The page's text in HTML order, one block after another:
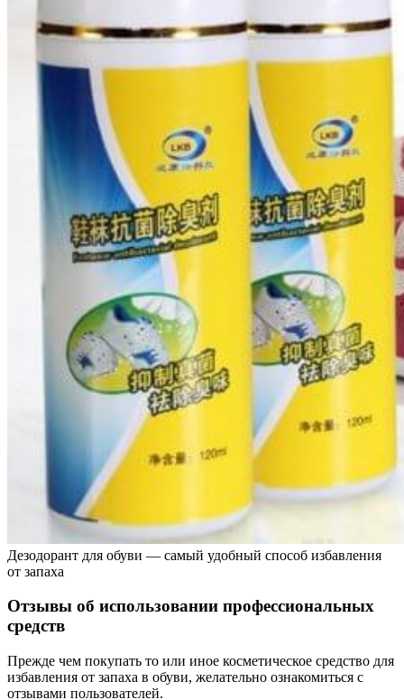
Дезодорант для обуви — самый удобный способ избавления
от запаха
Отзывы об использовании профессиональных
средств
Прежде чем покупать то или иное косметическое средство для
избавления от запаха в обуви, желательно ознакомиться с
отзывами пользователей.